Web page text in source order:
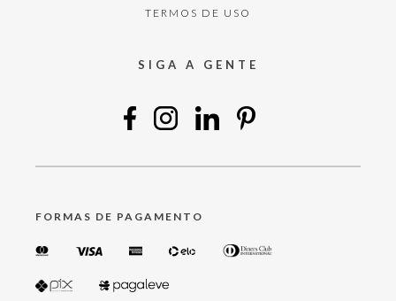
TERMOS DE USO
SIGA A GENTE
FORMAS DE PAGAMENTO